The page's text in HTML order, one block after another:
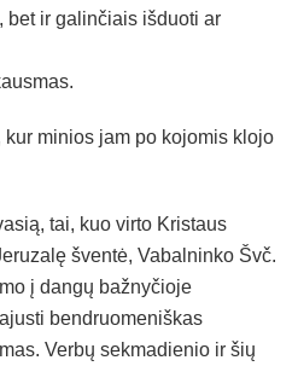
bet ir galinčiais išduoti ar
minios jam po kojomis klojo
tai, kuo virto Kristaus
šventė, Vabalninko Švč.
į dangų bažnyčioje
bendruomeniškas
Verbų sekmadienio ir šių